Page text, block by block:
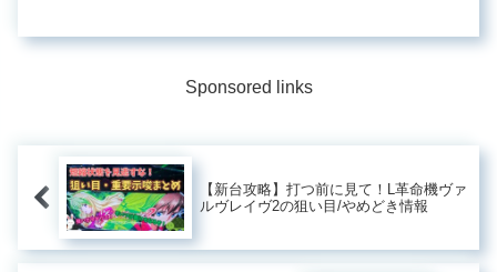
ゴルフにおいて、スイングやクラブの
Sponsored links
【新台攻略】打つ前に見て！L革命機ヴァ
ルヴレイヴ2の狙い目/やめどき情報